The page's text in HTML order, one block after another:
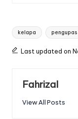
Tags:
kelapa
Last updated on
Fahrizal
View All Posts